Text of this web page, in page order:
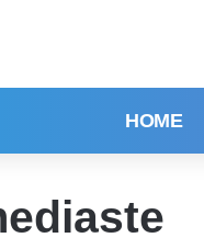
HOME